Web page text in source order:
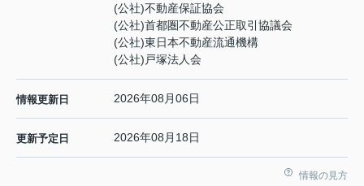
(公社)不動産保証協会
(公社)首都圏不動産公正取引協議会
(公社)東日本不動産流通機構
(公社)戸塚法人会
情報更新日 2026年08月06日
更新予定日 2026年08月18日
情報の見方